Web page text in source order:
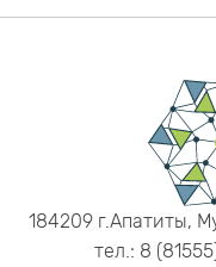
184209 г.Апатиты,
тел.: 8